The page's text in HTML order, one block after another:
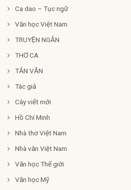
Ca dao – Tục ngữ
Văn học Việt Nam
TRUYỆN NGẮN
THƠ CA
TẢN VĂN
Tác giả
Cây viết mới
Hồ Chí Minh
Nhà thơ Việt Nam
Nhà văn Việt Nam
Văn học Thế giới
Văn học Mỹ